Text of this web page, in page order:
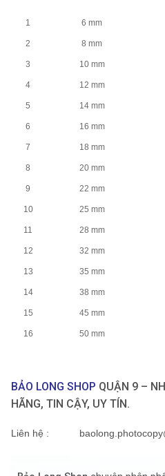
1 6 mm
2 8 mm
3 10 mm
4 12 mm
5 14 mm
6 16 mm
7 18 mm
8 20 mm
9 22 mm
10 25 mm
11 28 mm
12 32 mm
13 35 mm
14 38 mm
15 45 mm
16 50 mm
BẢO LONG SHOP QUẬN 9 –
HÃNG, TIN CẬY, UY TÍN.
Liên hệ :